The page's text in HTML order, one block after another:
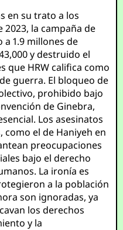
en su trato a los
la campaña de
a 1.9 millones de
y destruido el
que HRW califica como
guerra. El bloqueo de
prohibido bajo
de Ginebra,
Los asesinatos
como el de Haniyeh en
preocupaciones
bajo el derecho
La ironía es
a la población
son ignoradas, ya
los derechos
y la